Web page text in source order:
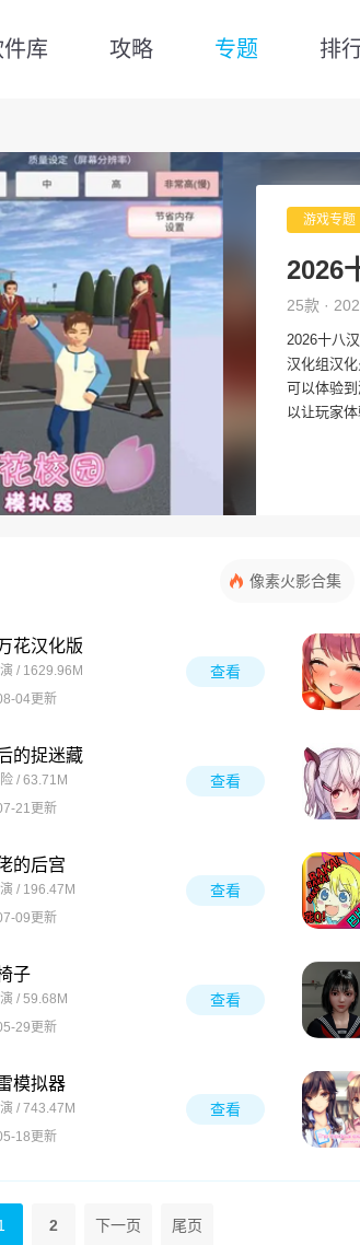
件库 攻略 专题 排
游戏专题
2026
25款 ·
2026十八
汉化组汉
可以体验
以让玩家
像素火影合集
花汉化版
/ 1629.96M
04更新
查看
的捉迷藏
/ 63.71M
21更新
查看
的后宫
/ 196.47M
09更新
查看
子
/ 59.68M
29更新
查看
模拟器
/ 743.47M
18更新
查看
2 下一页 尾页